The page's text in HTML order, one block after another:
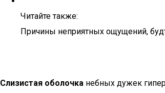
Читайте также:
Причины неприятных ощущений,
Слизистая оболочка небных дужек